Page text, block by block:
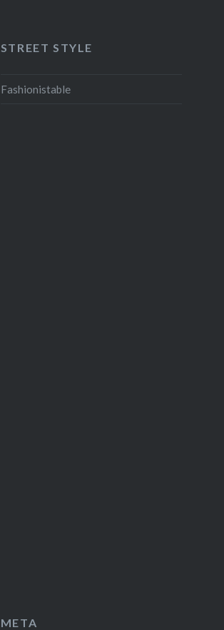
STREET STYLE
Fashionistable
META